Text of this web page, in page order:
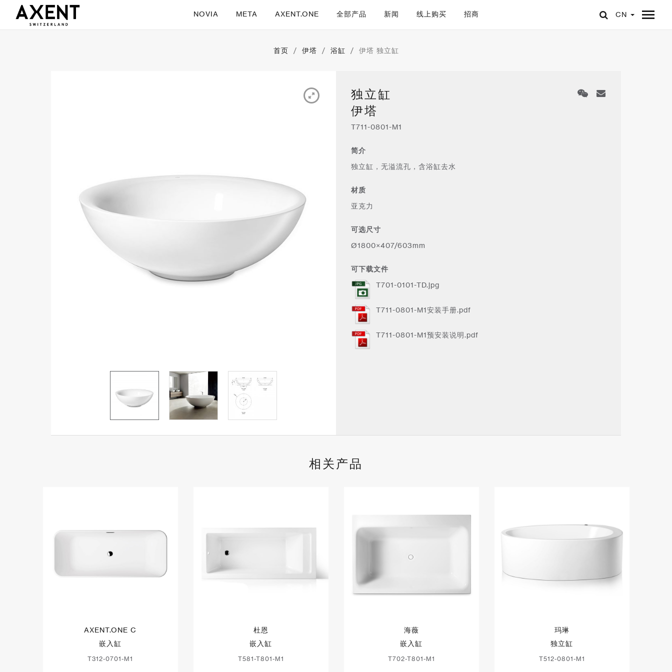
NOVIA META AXENT.ONE 全部产品 新闻 线上购买 招商 CN
首页 / 伊塔 / 浴缸 / 伊塔 独立缸
独立缸
伊塔
T711-0801-M1
简介
独立缸，无溢流孔，含浴缸去水
材质
亚克力
可选尺寸
Ø1800×407/603mm
可下载文件
T701-0101-TD.jpg
T711-0801-M1安装手册.pdf
T711-0801-M1预安装说明.pdf
相关产品
AXENT.ONE C
嵌入缸
T312-0701-M1
杜恩
嵌入缸
T581-T801-M1
海薇
嵌入缸
T702-T801-M1
玛琳
独立缸
T512-0801-M1